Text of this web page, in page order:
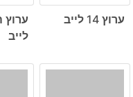
ערוץ 14 לייב
לייב